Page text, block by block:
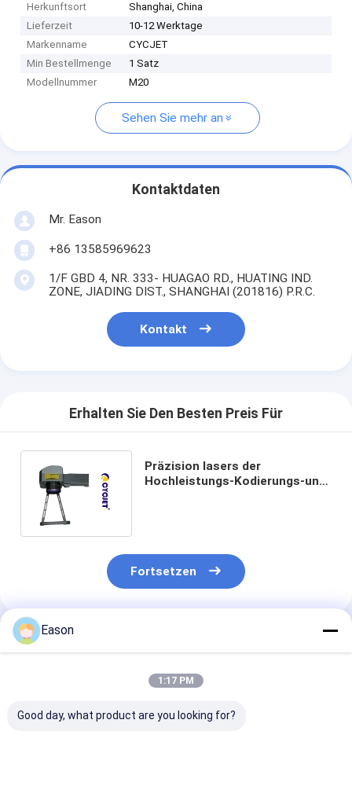
Herkunftsort
Shanghai, China
Lieferzeit
10-12 Werktage
Markenname
CYCJET
Min Bestellmenge
1 Satz
Modellnummer
M20
Sehen Sie mehr an
Kontaktdaten
Mr. Eason
+86 13585969623
1/F GBD 4, NR. 333- HUAGAO RD., HUATING IND.
ZONE, JIADING DIST., SHANGHAI (201816) P.R.C.
Kontakt
Erhalten Sie Den Besten Preis Für
Präzision lasers der
Hochleistungs-Kodierungs-und
Fortsetzen
Empfohlene Produkte
Eason
1:17 PM
Good day, what product are you looking for?